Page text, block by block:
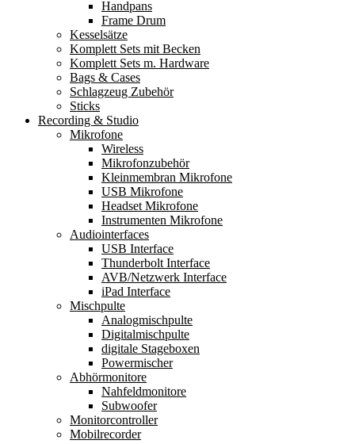
Handpans
Frame Drum
Kesselsätze
Komplett Sets mit Becken
Komplett Sets m. Hardware
Bags & Cases
Schlagzeug Zubehör
Sticks
Recording & Studio
Mikrofone
Wireless
Mikrofonzubehör
Kleinmembran Mikrofone
USB Mikrofone
Headset Mikrofone
Instrumenten Mikrofone
Audiointerfaces
USB Interface
Thunderbolt Interface
AVB/Netzwerk Interface
iPad Interface
Mischpulte
Analogmischpulte
Digitalmischpulte
digitale Stageboxen
Powermischer
Abhörmonitore
Nahfeldmonitore
Subwoofer
Monitorcontroller
Mobilrecorder